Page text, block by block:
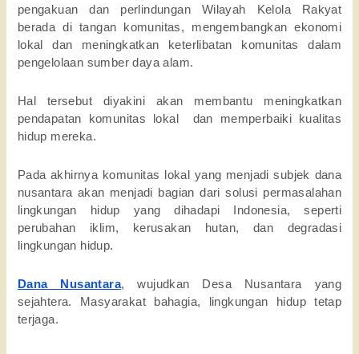
pengakuan dan perlindungan Wilayah Kelola Rakyat
berada di tangan komunitas, mengembangkan ekonomi
lokal dan meningkatkan keterlibatan komunitas dalam
pengelolaan sumber daya alam.
Hal tersebut diyakini akan membantu meningkatkan
pendapatan komunitas lokal  dan memperbaiki kualitas
hidup mereka.
Pada akhirnya komunitas lokal yang menjadi subjek dana
nusantara akan menjadi bagian dari solusi permasalahan
lingkungan hidup yang dihadapi Indonesia, seperti
perubahan iklim, kerusakan hutan, dan degradasi
lingkungan hidup.
Dana Nusantara, wujudkan Desa Nusantara yang
sejahtera. Masyarakat bahagia, lingkungan hidup tetap
terjaga.